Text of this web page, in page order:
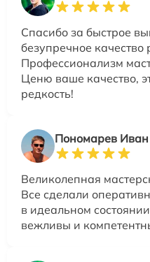
Спасибо за быстрое
безупречное качество
Профессионализм
Ценю ваше качество,
редкость!
Пономарев Иван
Великолепная
Все сделали
в идеальном
вежливы и